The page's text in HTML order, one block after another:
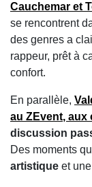
Cauchemar et
se rencontrent
des genres a
rappeur, prêt à
confort.
En parallèle,
au ZEvent, aux
discussion
Des moments
artistique et une